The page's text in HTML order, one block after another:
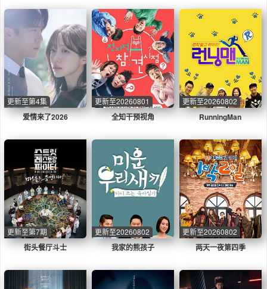
爱情来了2026
更新至第4集
全知干预视角
更新至20260801
RunningMan
更新至20260802
街头餐厅斗士
更新至第7期
我家的熊孩子
更新至20260802
两天一夜第四季
更新至20260802